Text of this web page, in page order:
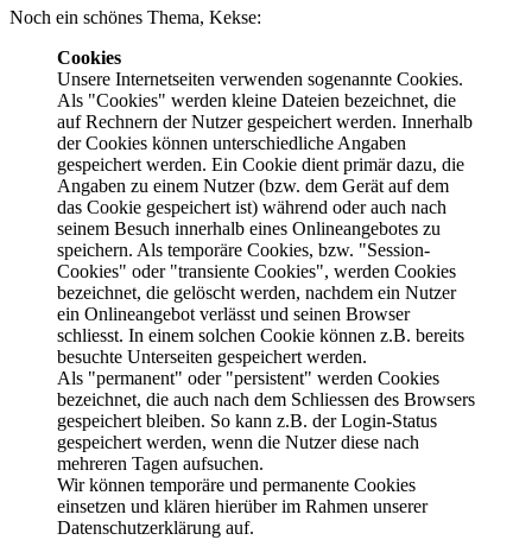
Noch ein schönes Thema, Kekse:
Cookies
Unsere Internetseiten verwenden sogenannte Cookies.
Als "Cookies" werden kleine Dateien bezeichnet, die
auf Rechnern der Nutzer gespeichert werden. Innerhalb
der Cookies können unterschiedliche Angaben
gespeichert werden. Ein Cookie dient primär dazu, die
Angaben zu einem Nutzer (bzw. dem Gerät auf dem
das Cookie gespeichert ist) während oder auch nach
seinem Besuch innerhalb eines Onlineangebotes zu
speichern. Als temporäre Cookies, bzw. "Session-
Cookies" oder "transiente Cookies", werden Cookies
bezeichnet, die gelöscht werden, nachdem ein Nutzer
ein Onlineangebot verlässt und seinen Browser
schliesst. In einem solchen Cookie können z.B. bereits
besuchte Unterseiten gespeichert werden.
Als "permanent" oder "persistent" werden Cookies
bezeichnet, die auch nach dem Schliessen des Browsers
gespeichert bleiben. So kann z.B. der Login-Status
gespeichert werden, wenn die Nutzer diese nach
mehreren Tagen aufsuchen.
Wir können temporäre und permanente Cookies
einsetzen und klären hierüber im Rahmen unserer
Datenschutzerklärung auf.